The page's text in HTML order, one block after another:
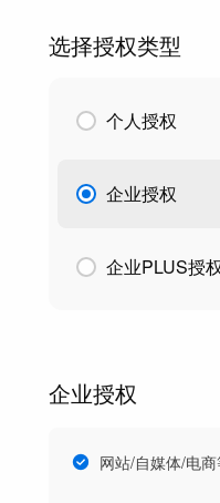
选择授权类型
个人授权
企业授权
企业PLUS授
企业授权
网站/自媒体/电